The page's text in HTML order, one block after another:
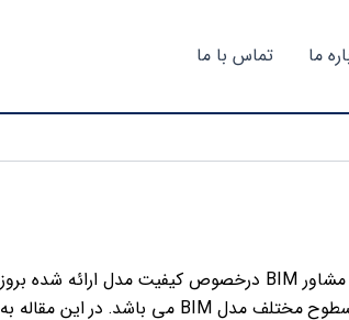
ما تماس با ما
در بسیاری از قراردادهای مدلسازی اطلاعات ساختمان، اختلافاتی میان کارفرما و مشاور BIM درخصوص کیفیت مدل ارائه شده بروز
می کند. علت اصلی این موضوع، عدم آشنایی طرفین از اقدامات قابل انجام در سطوح مختلف مدل BIM می باشد. در این مقاله به